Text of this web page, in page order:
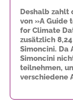
Deshalb zahlt
von »A Guide
for Climate
zusätzlich
Simoncini. Da
Simoncini
teilnehmen,
verschiedene